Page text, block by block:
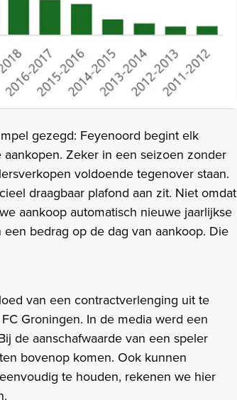
gezegd: Feyenoord begint elk
Zeker in een seizoen zonder
voldoende tegenover staan.
draagbaar plafond aan zit. Niet omdat
aankoop automatisch nieuwe jaarlijkse
bedrag op de dag van aankoop. Die
van een contractverlenging uit te
Groningen. In de media werd een
de aanschafwaarde van een speler
bovenop komen. Ook kunnen
te houden, rekenen we hier